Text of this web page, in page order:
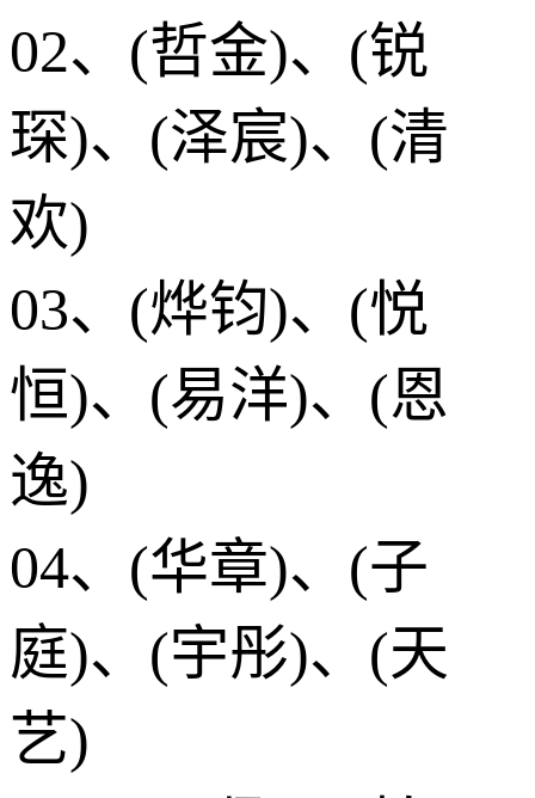
02、(哲金)、(锐
琛)、(泽宸)、(清
欢)
03、(烨钧)、(悦
恒)、(易洋)、(恩
逸)
04、(华章)、(子
庭)、(宇彤)、(天
艺)